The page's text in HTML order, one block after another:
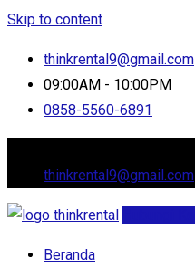
Skip to content
thinkrental9@gmail.com
09:00AM - 10:00PM
0858-5560-6891
thinkrental9@gmail.com
Beranda